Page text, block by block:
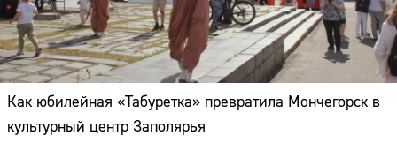
Как юбилейная «Табуретка» превратила Мончегорск в
культурный центр Заполярья